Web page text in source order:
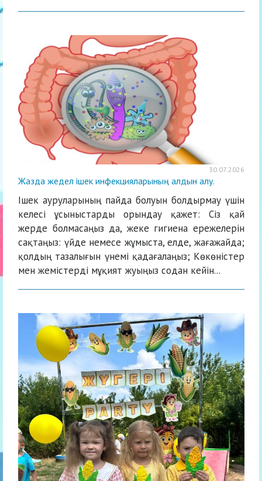
30.07.2026
Жазда жедел ішек инфекцияларының алдын алу.
Ішек ауруларының пайда болуын болдырмау үшін
келесі ұсыныстарды орындау қажет: Сіз қай
жерде болмасаңыз да, жеке гигиена ережелерін
сақтаңыз: үйде немесе жұмыста, елде, жағажайда;
қолдың тазалығын үнемі қадағалаңыз; Көкөністер
мен жемістерді мұқият жуыңыз содан кейін...